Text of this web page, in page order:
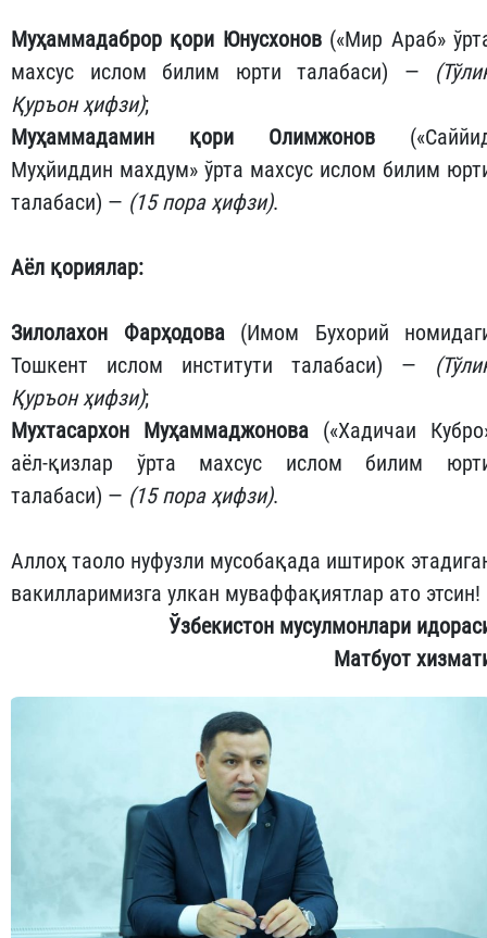
Муҳаммадаброр қори Юнусхонов(«Мир Араб»
махсус ислом билим юрти талабаси) —
Қуръон ҳифзи);
Муҳаммадамин қори Олимжонов
Муҳйиддин махдум» ўрта махсус ислом билим
талабаси) — (15 пора ҳифзи).
Аёл қориялар:
Зилолахон Фарҳодова(Имом Бухорий
Тошкент ислом институти талабаси) —
Қуръон ҳифзи);
Мухтасархон Муҳаммаджонова («Хадичаи
аёл-қизлар ўрта махсус ислом билим
талабаси) — (15 пора ҳифзи).
Аллоҳ таоло нуфузли мусобақада иштирок
вакилларимизга улкан муваффақиятлар ато этсин!
Ўзбекистон мусулмонлари
Матбуот